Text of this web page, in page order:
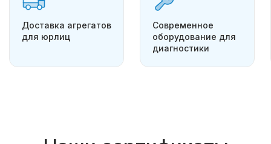
Доставка агрегатов
для юрлиц
Современное
оборудование для
диагностики